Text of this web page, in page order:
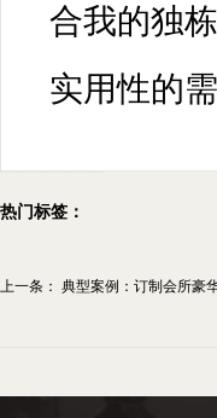
合我的独
热门标签：
上一条： 典型案例：订制会所豪